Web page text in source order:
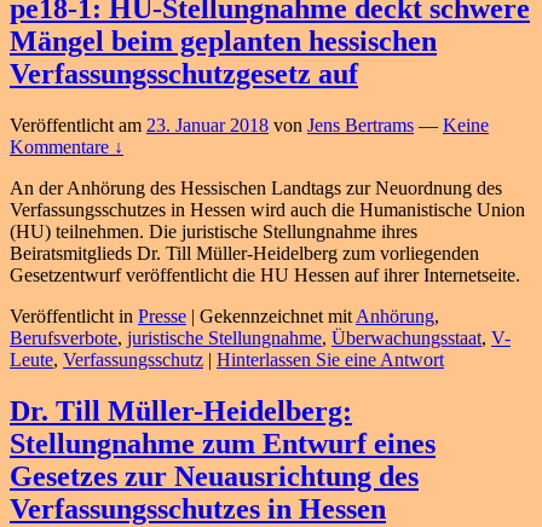
pe18-1: HU-Stellungnahme deckt schwere
Mängel beim geplanten hessischen
Verfassungsschutzgesetz auf
Veröffentlicht am 23. Januar 2018 von Jens Bertrams — Keine
Kommentare ↓
An der Anhörung des Hessischen Landtags zur Neuordnung des
Verfassungsschutzes in Hessen wird auch die Humanistische Union
(HU) teilnehmen. Die juristische Stellungnahme ihres
Beiratsmitglieds Dr. Till Müller-Heidelberg zum vorliegenden
Gesetzentwurf veröffentlicht die HU Hessen auf ihrer Internetseite.
Veröffentlicht in Presse | Gekennzeichnet mit Anhörung,
Berufsverbote, juristische Stellungnahme, Überwachungsstaat, V-
Leute, Verfassungsschutz | Hinterlassen Sie eine Antwort
Dr. Till Müller-Heidelberg:
Stellungnahme zum Entwurf eines
Gesetzes zur Neuausrichtung des
Verfassungsschutzes in Hessen